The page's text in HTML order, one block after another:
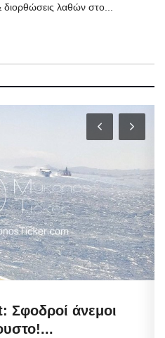
διορθώσεις λαθών στο...
Σφοδροί άνεμοι